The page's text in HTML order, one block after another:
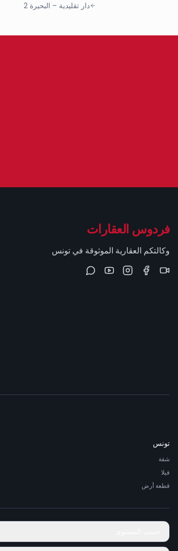
دار تقليدية – البحيرة 2
فردوس العقارات
وكالتكم العقارية الموثوقة في تونس
تونس
شقة
فيلا
قطعة أرض